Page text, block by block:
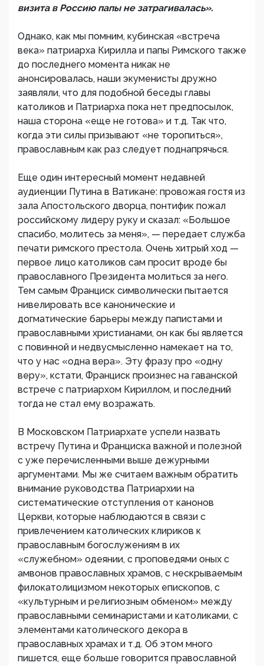
визита в Россию папы не затрагивалась».
Однако, как мы помним, кубинская «встреча
века» патриарха Кирилла и папы Римского также
до последнего момента никак не
анонсировалась, наши экуменисты дружно
заявляли, что для подобной беседы главы
католиков и Патриарха пока нет предпосылок,
наша сторона «еще не готова» и т.д. Так что,
когда эти силы призывают «не торопиться»,
православным как раз следует поднапрячься.
Еще один интересный момент недавней
аудиенции Путина в Ватикане: провожая гостя из
зала Апостольского дворца, понтифик пожал
российскому лидеру руку и сказал: «Большое
спасибо, молитесь за меня», — передает служба
печати римского престола. Очень хитрый ход —
первое лицо католиков сам просит вроде бы
православного Президента молиться за него.
Тем самым Франциск символически пытается
нивелировать все канонические и
догматические барьеры между папистами и
православными христианами, он как бы является
с повинной и недвусмысленно намекает на то,
что у нас «одна вера». Эту фразу про «одну
веру», кстати, Франциск произнес на гаванской
встрече с патриархом Кириллом, и последний
тогда не стал ему возражать.
В Московском Патриархате успели назвать
встречу Путина и Франциска важной и полезной
с уже перечисленными выше дежурными
аргументами. Мы же считаем важным обратить
внимание руководства Патриархии на
систематические отступления от канонов
Церкви, которые наблюдаются в связи с
привлечением католических клириков к
православным богослужениям в их
«служебном» одеянии, с проповедями оных с
амвонов православных храмов, с нескрываемым
филокатолицизмом некоторых епископов, с
«культурным и религиозным обменом» между
православными семинаристами и католиками, с
элементами католического декора в
православных храмах и т.д. Об этом много
пишется, еще больше говорится православной